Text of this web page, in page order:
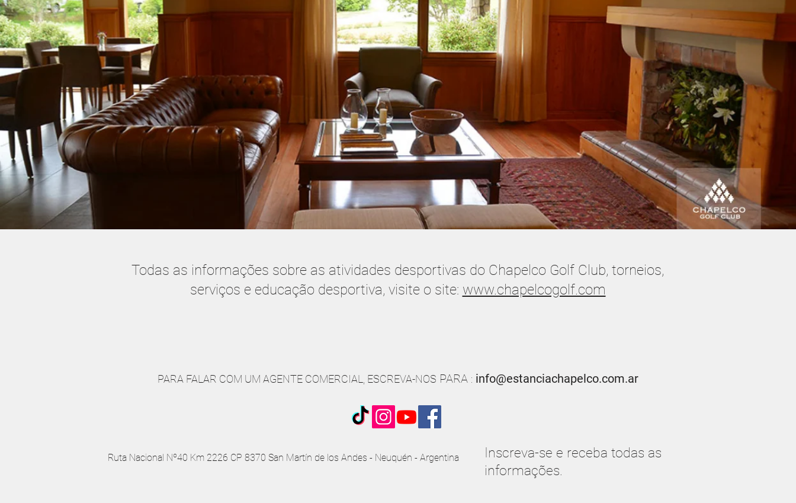
Todas as informações sobre as atividades desportivas do Chapelco Golf Club, torneios,
serviços e educação desportiva, visite o site: www.chapelcogolf.com
PARA FALAR COM UM AGENTE COMERCIAL, ESCREVA-NOS PARA : info@estanciachapelco.com.ar
Ruta Nacional Nº40 Km 2226 CP 8370 San Martín de los Andes - Neuquén - Argentina
Inscreva-se e receba todas as
informações.